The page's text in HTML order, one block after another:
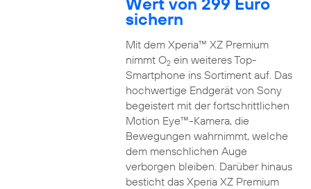
sichern
Mit dem Xperia™ XZ Premium
nimmt O2ein weiteres Top-
Smartphone ins Sortiment auf. Das
hochwertige Endgerät von Sony
begeistert mit der fortschrittlichen
Motion Eye™-Kamera, die
Bewegungen wahrnimmt, welche
dem menschlichen Auge
verborgen bleiben. Darüber hinaus
besticht das Xperia XZ Premium